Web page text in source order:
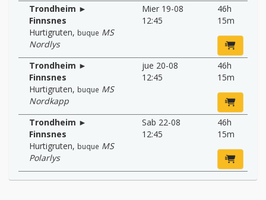
Trondheim ►
Finnsnes
Hurtigruten, buque MS
Nordlys
Mier 19-08
12:45
46h
15m
Trondheim ►
Finnsnes
Hurtigruten, buque MS
Nordkapp
jue 20-08
12:45
46h
15m
Trondheim ►
Finnsnes
Hurtigruten, buque MS
Polarlys
Sab 22-08
12:45
46h
15m